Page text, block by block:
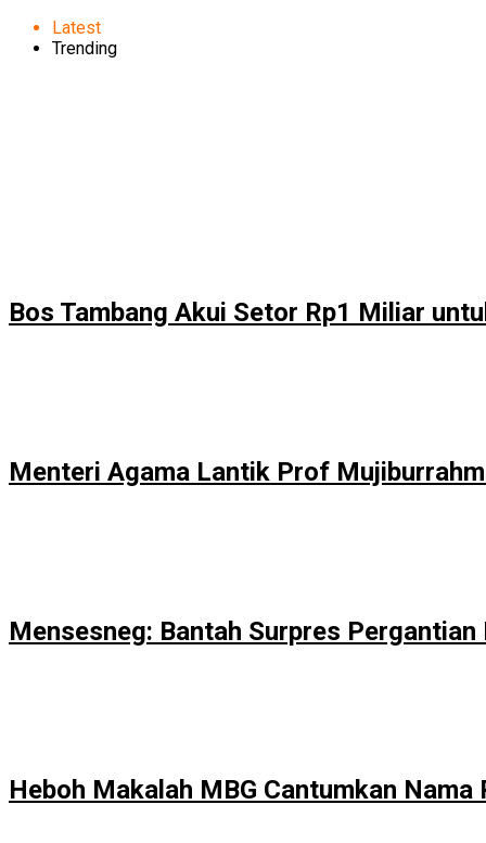
Latest
Trending
Bos Tambang Akui Setor Rp1 Miliar
Menteri Agama Lantik Prof
Mensesneg: Bantah Surpres Pergantian
Heboh Makalah MBG Cantumkan